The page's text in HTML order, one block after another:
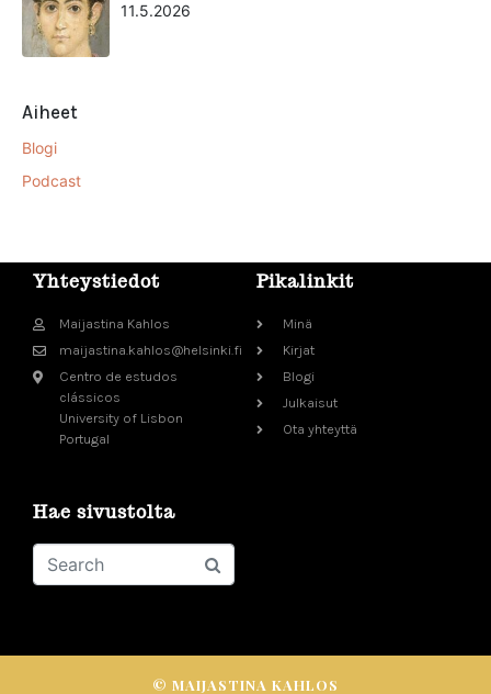
11.5.2026
Aiheet
Blogi
Podcast
Yhteystiedot
Maijastina Kahlos
maijastina.kahlos@helsinki.fi
Centro de estudos
clássicos
University of Lisbon
Portugal
Pikalinkit
Minä
Kirjat
Blogi
Julkaisut
Ota yhteyttä
Hae sivustolta
© MAIJASTINA KAHLOS